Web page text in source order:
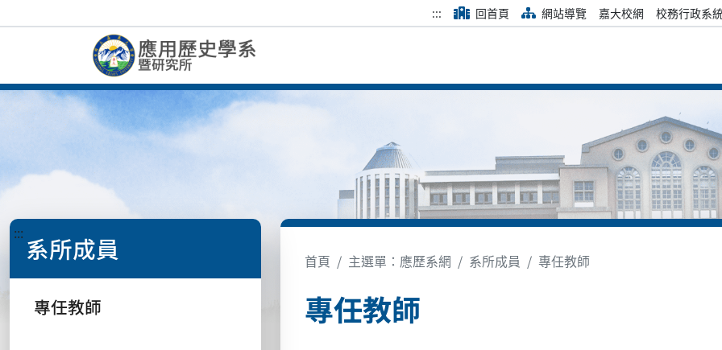
::: 回首頁 網站導覽 嘉大校網 校務行政系
::: 系所成員
專任教師
首頁 主選單：應歷系網 系所成員 專任教師
專任教師